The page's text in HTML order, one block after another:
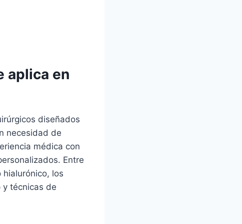
aplica en
diseñados
necesidad de
médica con
Entre
los
técnicas de